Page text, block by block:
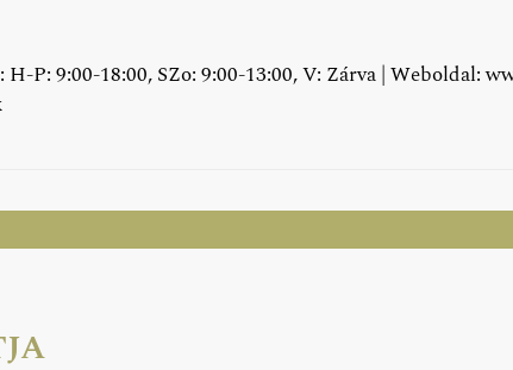
P: 9:00-18:00, SZo: 9:00-13:00, V: Zárva | Weboldal: